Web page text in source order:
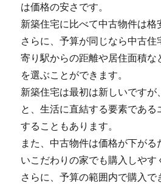
は価格の安さです。
新築住宅に比べて中古物件は格
さらに、予算が同じなら中古
寄り駅からの距離や居住面積な
を選ぶことができます。
新築住宅は最初は新しいですが
と、生活に直結する要素であ
することもあります。
また、中古物件は価格が下がる
いこだわりの家でも購入しやす
さらに、予算の範囲内で購入で